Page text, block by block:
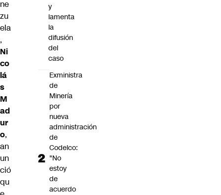
ne
zu
ela
,
Ni
co
lá
s
M
ad
ur
o,
an
un
ció
qu
y
lamenta
la
difusión
del
caso
Exministra
de
Minería
por
nueva
administración
de
Codelco:
"No
estoy
de
acuerdo